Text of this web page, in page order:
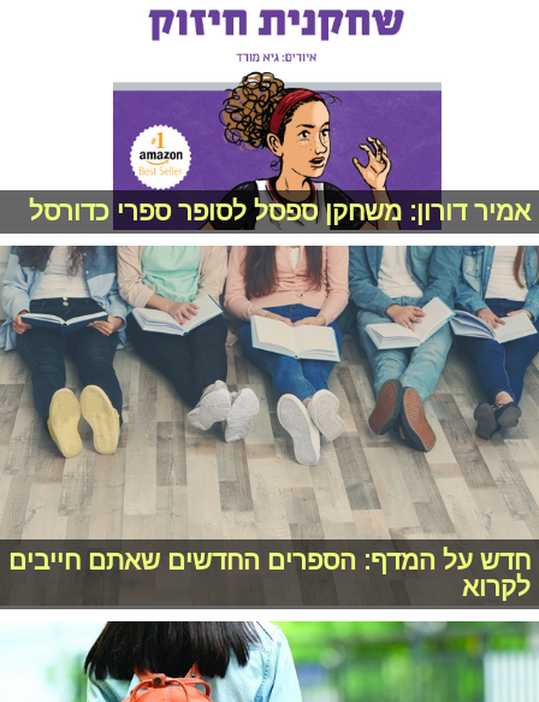
אמיר דורון: משחקן ספסל לסופר ספרי כדורסל
חדש על המדף: הספרים החדשים שאתם חייבים
לקרוא